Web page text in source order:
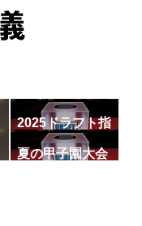
2025ドラフト指
名一覧
夏の甲子園大会